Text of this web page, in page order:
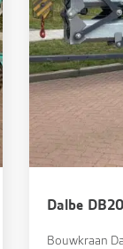
Dalbe DB20
Bouwkraan